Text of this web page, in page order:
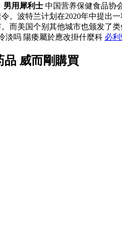
男用犀利士 中国营养保健食品协
波特兰计划在2020年中提出
而美国个别其他城市也颁发了
淡吗 陽痿屬於應改掛什麼科 必利
品 威而剛購買